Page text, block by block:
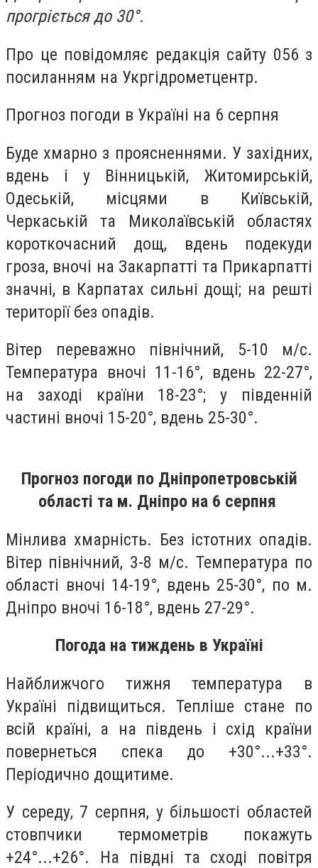
прогріється до 30°.
Про це повідомляє редакція сайту 056 з
посиланням на Укргідрометцентр.
Прогноз погоди в Україні на 6 серпня
Буде хмарно з проясненнями. У західних,
вдень і у Вінницькій, Житомирській,
Одеській, місцями в Київській,
Черкаській та Миколаївській областях
короткочасний дощ, вдень подекуди
гроза, вночі на Закарпатті та Прикарпатті
значні, в Карпатах сильні дощі; на решті
території без опадів.
Вітер переважно північний, 5-10 м/с.
Температура вночі 11-16°, вдень 22-27°,
на заході країни 18-23°; у південній
частині вночі 15-20°, вдень 25-30°.
Прогноз погоди по Дніпропетровській
області та м. Дніпро на 6 серпня
Мінлива хмарність. Без істотних опадів.
Вітер північний, 3-8 м/с. Температура по
області вночі 14-19°, вдень 25-30°, по м.
Дніпро вночі 16-18°, вдень 27-29°.
Погода на тиждень в Україні
Найближчого тижня температура в
Україні підвищиться. Тепліше стане по
всій країні, а на південь і схід країни
повернеться спека до +30°...+33°.
Періодично дощитиме.
У середу, 7 серпня, у більшості областей
стовпчики термометрів покажуть
+24°...+26°. На півдні та сході повітря